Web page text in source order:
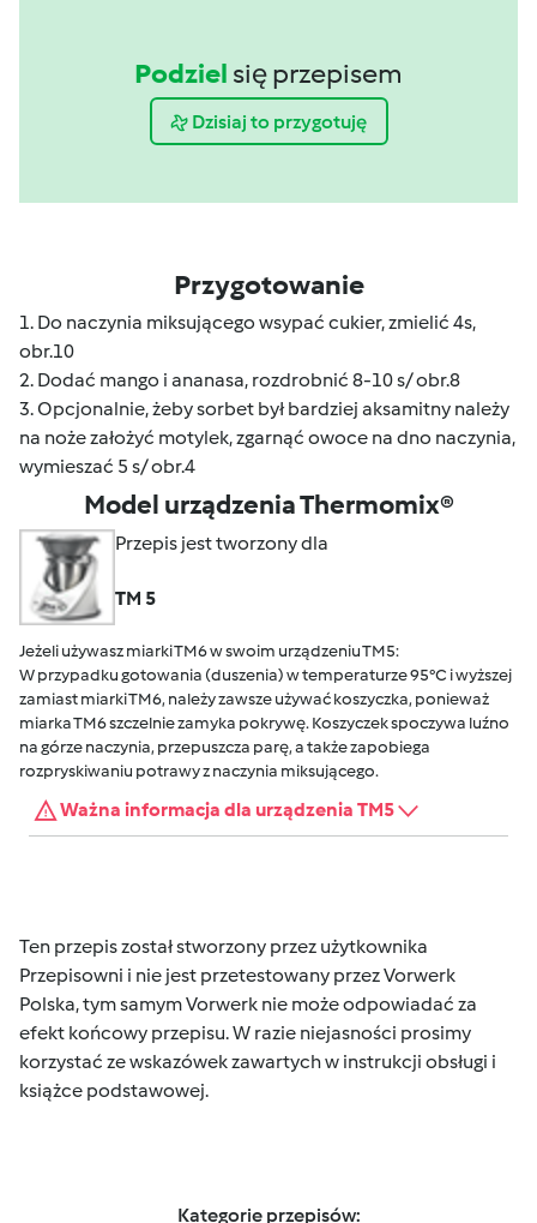
Podziel się przepisem
Dzisiaj to przygotuję
Przygotowanie
1. Do naczynia miksującego wsypać cukier, zmielić 4s,
obr.10
2. Dodać mango i ananasa, rozdrobnić 8-10 s/ obr.8
3. Opcjonalnie, żeby sorbet był bardziej aksamitny należy
na noże założyć motylek, zgarnąć owoce na dno naczynia,
wymieszać 5 s/ obr.4
Model urządzenia Thermomix®
Przepis jest tworzony dla
TM 5
Jeżeli używasz miarki TM6 w swoim urządzeniu TM5:
W przypadku gotowania (duszenia) w temperaturze 95°C i wyższej
zamiast miarki TM6, należy zawsze używać koszyczka, ponieważ
miarka TM6 szczelnie zamyka pokrywę. Koszyczek spoczywa luźno
na górze naczynia, przepuszcza parę, a także zapobiega
rozpryskiwaniu potrawy z naczynia miksującego.
Ważna informacja dla urządzenia TM5
Ten przepis został stworzony przez użytkownika
Przepisowni i nie jest przetestowany przez Vorwerk
Polska, tym samym Vorwerk nie może odpowiadać za
efekt końcowy przepisu. W razie niejasności prosimy
korzystać ze wskazówek zawartych w instrukcji obsługi i
książce podstawowej.
Kategorie przepisów: